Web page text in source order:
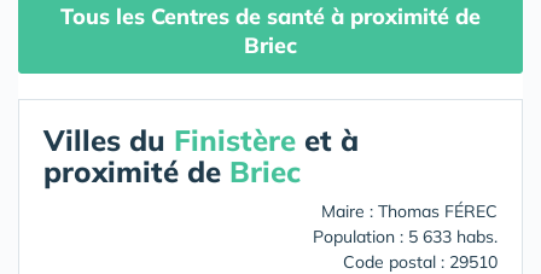
Tous les Centres de santé à proximité de
Briec
Villes du Finistère et à
proximité de Briec
Maire : Thomas FÉREC
Population : 5 633 habs.
Code postal : 29510